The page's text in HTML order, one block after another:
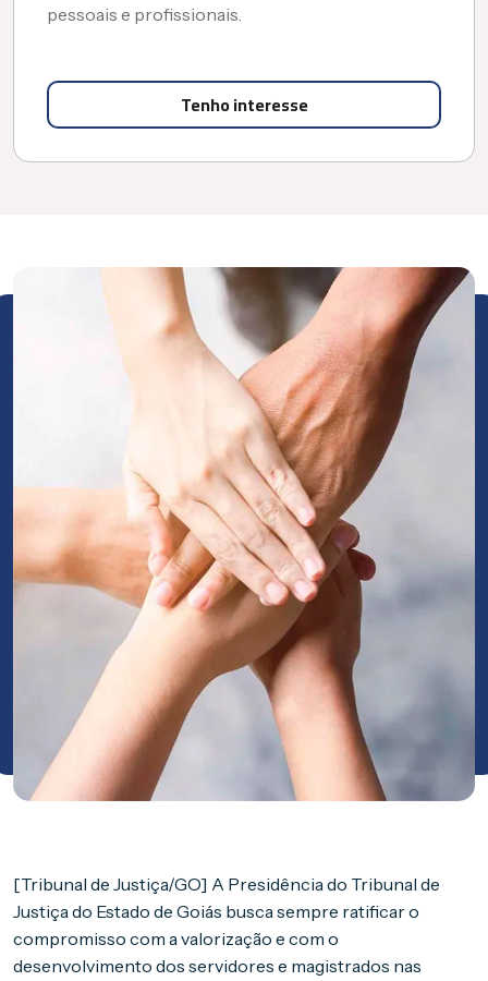
pessoais e profissionais.
Tenho interesse
[Tribunal de Justiça/GO] A Presidência do Tribunal de
Justiça do Estado de Goiás busca sempre ratificar o
compromisso com a valorização e com o
desenvolvimento dos servidores e magistrados nas